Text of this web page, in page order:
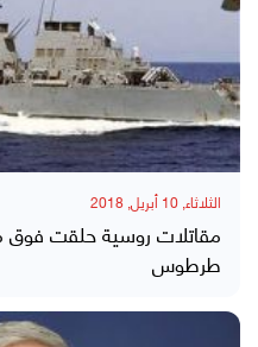
الثلاثاء, 10 أبريل, 2018
مقاتلات روسية حلقت فوق
طرطوس